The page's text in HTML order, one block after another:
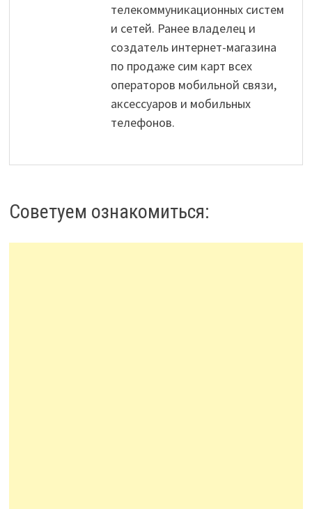
телекоммуникационных систем
и сетей. Ранее владелец и
создатель интернет-магазина
по продаже сим карт всех
операторов мобильной связи,
аксессуаров и мобильных
телефонов.
Советуем ознакомиться: